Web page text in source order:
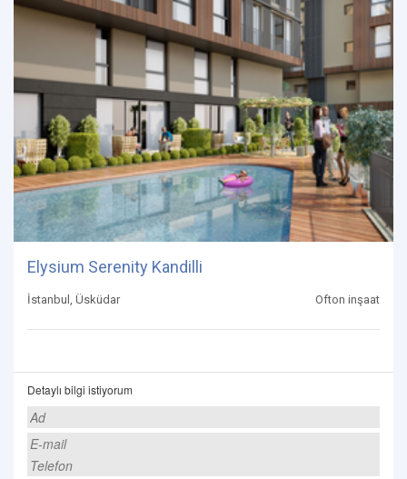
Elysium Serenity Kandilli
İstanbul, Üsküdar Ofton inşaat
Detaylı bilgi istiyorum